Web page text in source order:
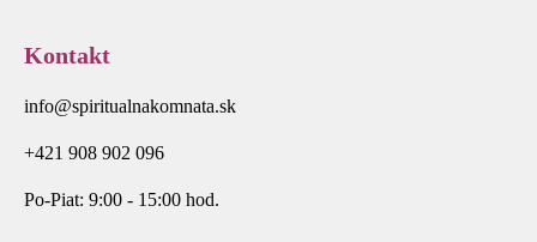
Kontakt
info@spiritualnakomnata.sk
+421 908 902 096
Po-Piat: 9:00 - 15:00 hod.